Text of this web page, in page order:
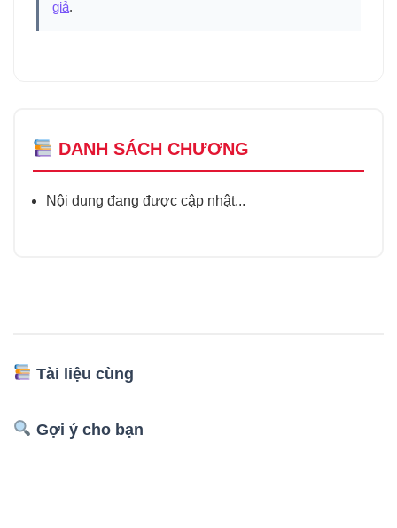
giả.
DANH SÁCH CHƯƠNG
Nội dung đang được cập nhật...
Tài liệu cùng
Gợi ý cho bạn